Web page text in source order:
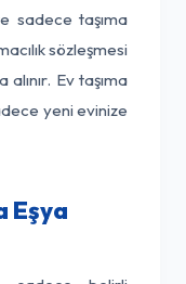
sadece taşıma
sözleşmesi
alınır. Ev taşıma
yeni evinize
Eşya